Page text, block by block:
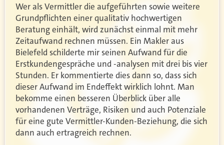
Wer als Vermittler die aufgeführten sowie weitere
Grundpflichten einer qualitativ hochwertigen
Beratung einhält, wird zunächst einmal mit mehr
Zeitaufwand rechnen müssen. Ein Makler aus
Bielefeld schilderte mir seinen Aufwand für die
Erstkundengespräche und -analysen mit drei bis vier
Stunden. Er kommentierte dies dann so, dass sich
dieser Aufwand im Endeffekt wirklich lohnt. Man
bekomme einen besseren Überblick über alle
vorhandenen Verträge, Risiken und auch Potenziale
für eine gute Vermittler-Kunden-Beziehung, die sich
dann auch ertragreich rechnen.